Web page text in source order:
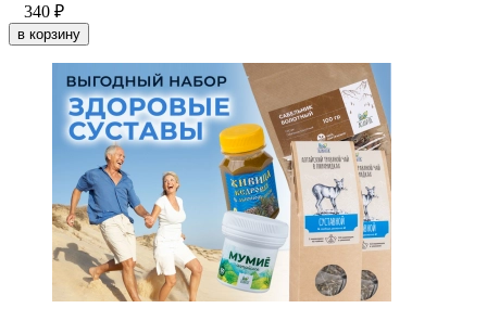
340 ₽
в корзину